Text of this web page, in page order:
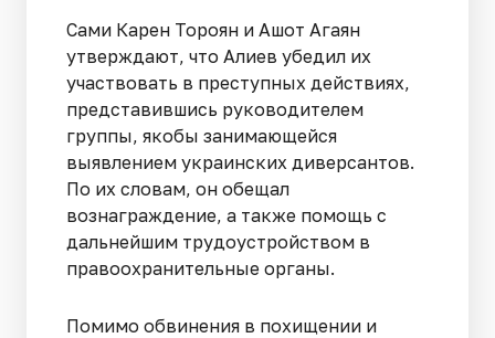
Сами Карен Тороян и Ашот Агаян
утверждают, что Алиев убедил их
участвовать в преступных действиях,
представившись руководителем
группы, якобы занимающейся
выявлением украинских диверсантов.
По их словам, он обещал
вознаграждение, а также помощь с
дальнейшим трудоустройством в
правоохранительные органы.
Помимо обвинения в похищении и